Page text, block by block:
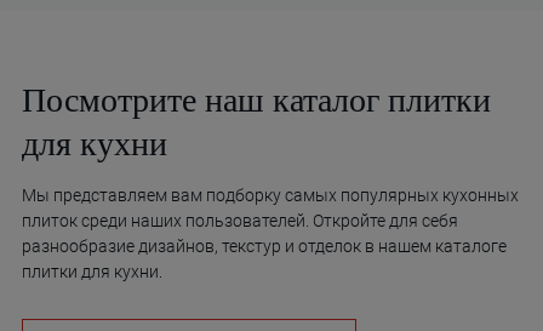
Посмотрите наш каталог плитки
для кухни
Мы представляем вам подборку самых популярных кухонных
плиток среди наших пользователей. Откройте для себя
разнообразие дизайнов, текстур и отделок в нашем каталоге
плитки для кухни.